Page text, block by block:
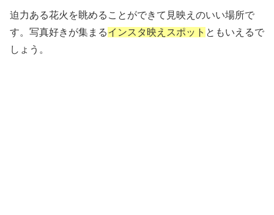
迫力ある花火を眺めることができて見映えのいい場所で
す。写真好きが集まるインスタ映えスポット ともいえるで
しょう。